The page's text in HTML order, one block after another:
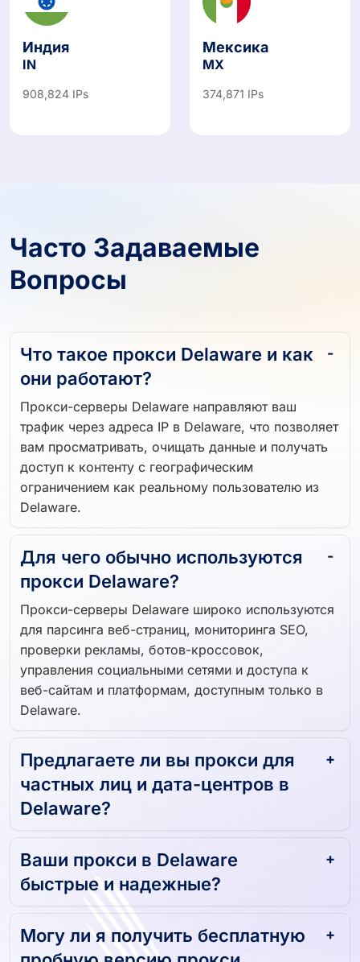
Индия
IN
908,824 IPs
Мексика
MX
374,871 IPs
Часто Задаваемые
Вопросы
Что такое прокси Delaware и как
они работают?
Прокси-серверы Delaware направляют ваш
трафик через адреса IP в Delaware, что позволяет
вам просматривать, очищать данные и получать
доступ к контенту с географическим
ограничением как реальному пользователю из
Delaware.
Для чего обычно используются
прокси Delaware?
Прокси-серверы Delaware широко используются
для парсинга веб-страниц, мониторинга SEO,
проверки рекламы, ботов-кроссовок,
управления социальными сетями и доступа к
веб-сайтам и платформам, доступным только в
Delaware.
Предлагаете ли вы прокси для
частных лиц и дата-центров в
Delaware?
Ваши прокси в Delaware
быстрые и надежные?
Могу ли я получить бесплатную